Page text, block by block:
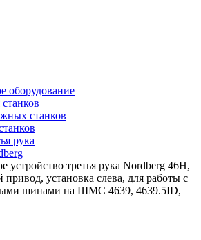
оборудование
станков
рука
устройство третья рука Nordberg 46H,
привод, установка слева, для работы с
шинами на ШМС 4639, 4639.5ID,